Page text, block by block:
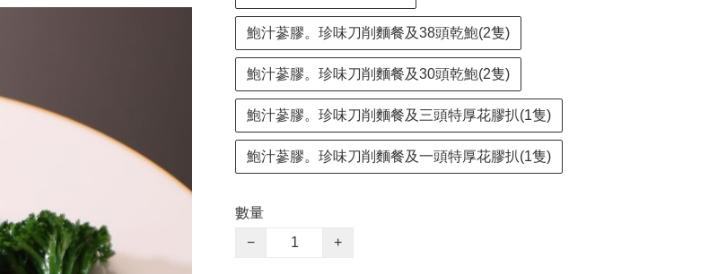
鮑汁蔘膠。珍味刀削麵餐及38頭乾鮑(2隻)
鮑汁蔘膠。珍味刀削麵餐及30頭乾鮑(2隻)
鮑汁蔘膠。珍味刀削麵餐及三頭特厚花膠扒(1隻)
鮑汁蔘膠。珍味刀削麵餐及一頭特厚花膠扒(1隻)
數量
−
+